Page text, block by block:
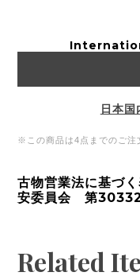
日本国
※この商品は4点までのご注
古物営業法に基づ
安委員会 第
Related